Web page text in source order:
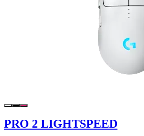
PRO 2 LIGHTSPEED